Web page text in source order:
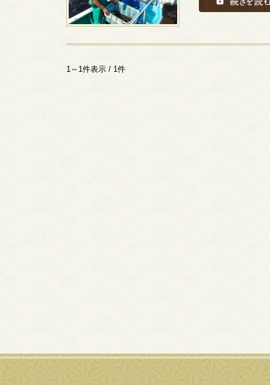
1～1件表示 / 1件